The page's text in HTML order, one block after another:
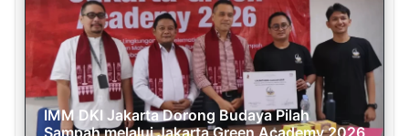
IMM DKI Jakarta Dorong Budaya Pilah
Sampah melalui Jakarta Green Academy 2026